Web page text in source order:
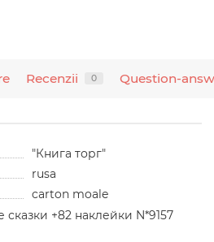
Recenzii 0 Question-
"Книга торг"
rusa
carton moale
+82 наклейки N*9157